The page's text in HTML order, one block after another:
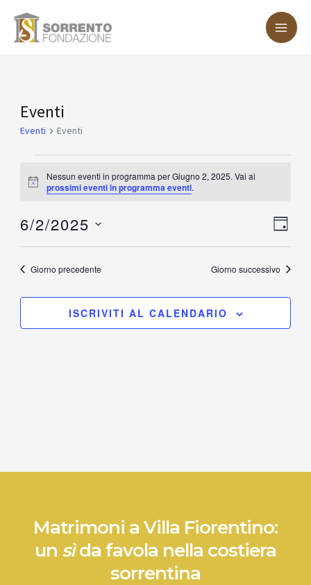
Eventi
Eventi Eventi
Eventi
for
Giugno
2,
Notice
Nessun eventi in programma per Giugno 2, 2025. Vai ai
prossimi eventi in programma eventi.
6/2/2025
Seleziona
la Giorno precedente Giorno successivo
ISCRIVITI AL CALENDARIO
Matrimoni a Villa Fiorentino:
un sìda favola nella costiera
sorrentina